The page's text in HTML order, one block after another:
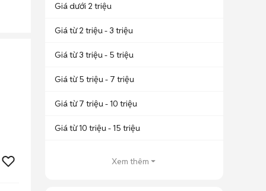
Giá dưới 2 triệu
Giá từ 2 triệu - 3 triệu
Giá từ 3 triệu - 5 triệu
Giá từ 5 triệu - 7 triệu
Giá từ 7 triệu - 10 triệu
Giá từ 10 triệu - 15 triệu
Xem thêm